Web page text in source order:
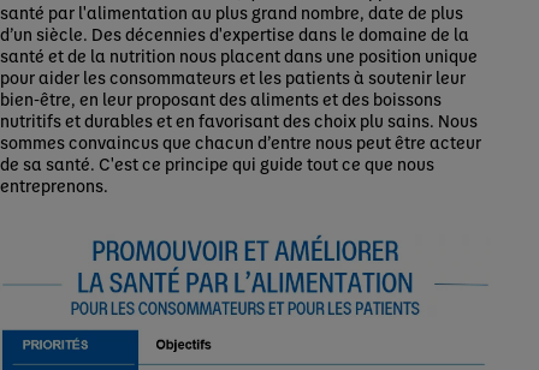
santé par l'alimentation au plus grand nombre, date de plus
d’un siècle. Des décennies d'expertise dans le domaine de la
santé et de la nutrition nous placent dans une position unique
pour aider les consommateurs et les patients à soutenir leur
bien-être, en leur proposant des aliments et des boissons
nutritifs et durables et en favorisant des choix plu sains. Nous
sommes convaincus que chacun d’entre nous peut être acteur
de sa santé. C'est ce principe qui guide tout ce que nous
entreprenons.